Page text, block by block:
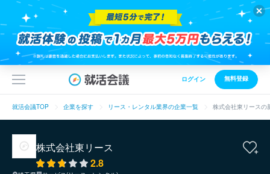
ログイン 無料登録
就活会議TOP 企業を探す リース・レンタル業界の企業一覧 株式会社東リースの
株式会社東リース
2.8